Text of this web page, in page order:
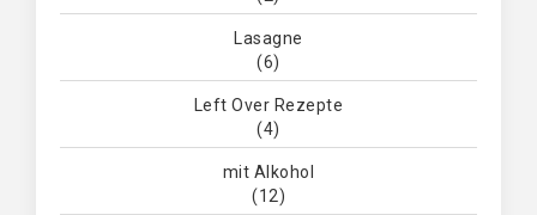
Lasagne
(6)
Left Over Rezepte
(4)
mit Alkohol
(12)